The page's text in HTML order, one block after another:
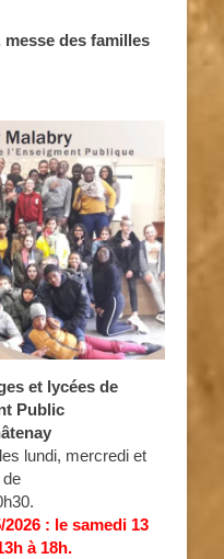
des familles
et lycées de
Public
lundi, mercredi et
de
: le samedi 13
à 18h.